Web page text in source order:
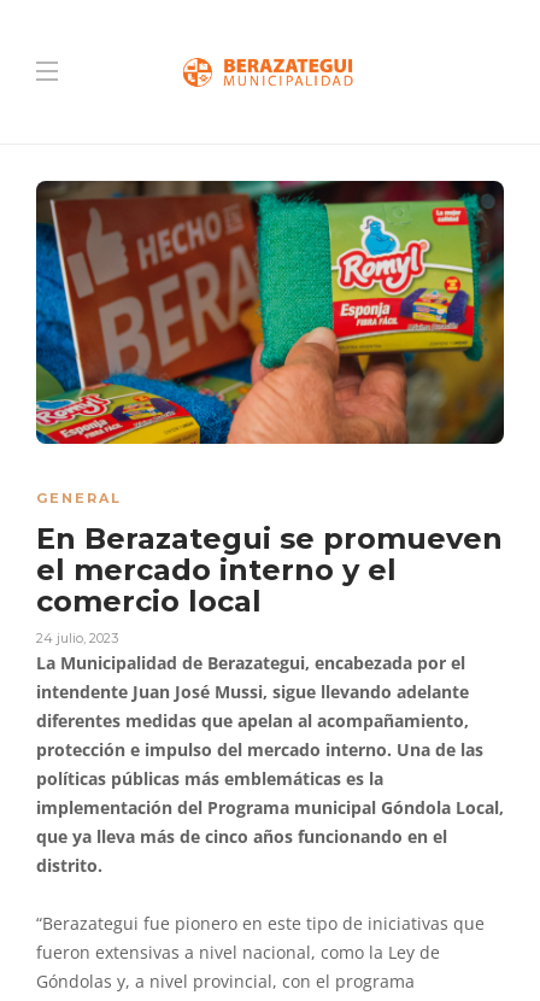
GENERAL
En Berazategui se promueven
el mercado interno y el
comercio local
24 julio, 2023
La Municipalidad de Berazategui, encabezada por el
intendente Juan José Mussi, sigue llevando adelante
diferentes medidas que apelan al acompañamiento,
protección e impulso del mercado interno. Una de las
políticas públicas más emblemáticas es la
implementación del Programa municipal Góndola Local,
que ya lleva más de cinco años funcionando en el
distrito.
“Berazategui fue pionero en este tipo de iniciativas que
fueron extensivas a nivel nacional, como la Ley de
Góndolas y, a nivel provincial, con el programa